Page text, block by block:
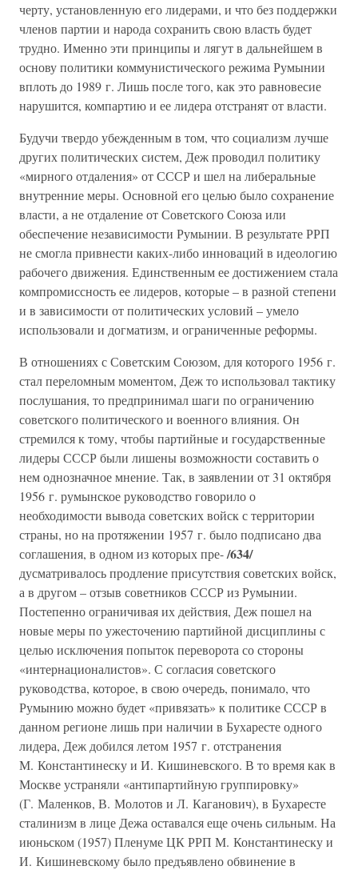
черту, установленную его лидерами, и что без поддержки
членов партии и народа сохранить свою власть будет
трудно. Именно эти принципы и лягут в дальнейшем в
основу политики коммунистического режима Румынии
вплоть до 1989 г. Лишь после того, как это равновесие
нарушится, компартию и ее лидера отстранят от власти.
Будучи твердо убежденным в том, что социализм лучше
других политических систем, Деж проводил политику
«мирного отдаления» от СССР и шел на либеральные
внутренние меры. Основной его целью было сохранение
власти, а не отдаление от Советского Союза или
обеспечение независимости Румынии. В результате РРП
не смогла привнести каких-либо инноваций в идеологию
рабочего движения. Единственным ее достижением стала
компромиссность ее лидеров, которые – в разной степени
и в зависимости от политических условий – умело
использовали и догматизм, и ограниченные реформы.
В отношениях с Советским Союзом, для которого 1956 г.
стал переломным моментом, Деж то использовал тактику
послушания, то предпринимал шаги по ограничению
советского политического и военного влияния. Он
стремился к тому, чтобы партийные и государственные
лидеры СССР были лишены возможности составить о
нем однозначное мнение. Так, в заявлении от 31 октября
1956 г. румынское руководство говорило о
необходимости вывода советских войск с территории
страны, но на протяжении 1957 г. было подписано два
соглашения, в одном из которых пре-/634/
дусматривалось продление присутствия советских войск,
а в другом – отзыв советников СССР из Румынии.
Постепенно ограничивая их действия, Деж пошел на
новые меры по ужесточению партийной дисциплины с
целью исключения попыток переворота со стороны
«интернационалистов». С согласия советского
руководства, которое, в свою очередь, понимало, что
Румынию можно будет «привязать» к политике СССР в
данном регионе лишь при наличии в Бухаресте одного
лидера, Деж добился летом 1957 г. отстранения
М. Константинеску и И. Кишиневского. В то время как в
Москве устраняли «антипартийную группировку»
(Г. Маленков, В. Молотов и Л. Каганович), в Бухаресте
сталинизм в лице Дежа оставался еще очень сильным. На
июньском (1957) Пленуме ЦК РРП М. Константинеску и
И. Кишиневскому было предъявлено обвинение в